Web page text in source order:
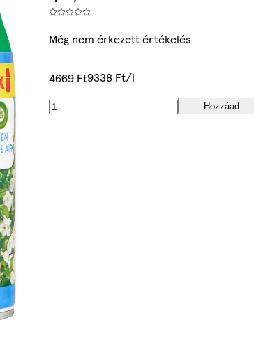
Még nem érkezett értékelés
4669 Ft9338 Ft/l
Hozzáad